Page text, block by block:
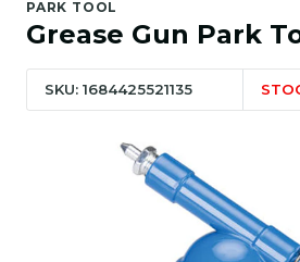
PARK TOOL
Grease Gun Park
SKU: 1684425521135